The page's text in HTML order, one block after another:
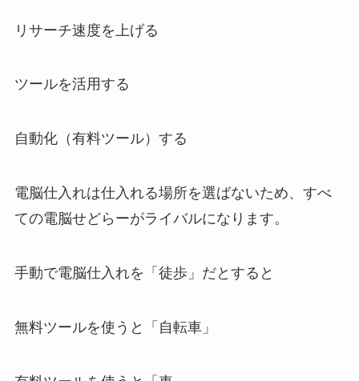
リサーチ速度を上げる
ツールを活用する
自動化（有料ツール）する
電脳仕入れは仕入れる場所を選ばないため、すべ
ての電脳せどらーがライバルになります。
手動で電脳仕入れを「徒歩」だとすると
無料ツールを使うと「自転車」